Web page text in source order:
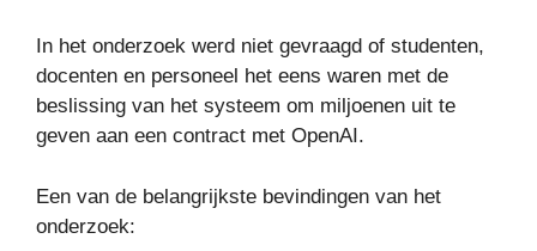
In het onderzoek werd niet gevraagd of studenten,
docenten en personeel het eens waren met de
beslissing van het systeem om miljoenen uit te
geven aan een contract met OpenAI.
Een van de belangrijkste bevindingen van het
onderzoek: